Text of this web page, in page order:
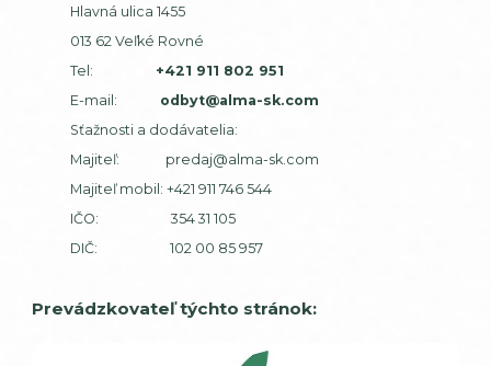
Hlavná ulica 1455
013 62 Veľké Rovné
Tel:
+421 911 802 951
E-mail: odbyt@alma-sk.com
Sťažnosti a dodávatelia:
Majiteľ: predaj@alma-sk.com
Majiteľ mobil: +421 911 746 544
IČO: 354 31 105
DIČ: 102 00 85 957
Prevádzkovateľ týchto stránok: